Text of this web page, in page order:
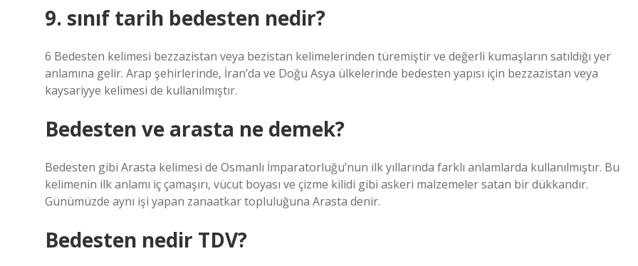
9. sınıf tarih bedesten nedir?
6 Bedesten kelimesi bezzazistan veya bezistan kelimelerinden türemiştir ve değerli kumaşların satıldığı yer
anlamına gelir. Arap şehirlerinde, İran’da ve Doğu Asya ülkelerinde bedesten yapısı için bezzazistan veya
kaysariyye kelimesi de kullanılmıştır.
Bedesten ve arasta ne demek?
Bedesten gibi Arasta kelimesi de Osmanlı İmparatorluğu’nun ilk yıllarında farklı anlamlarda kullanılmıştır. Bu
kelimenin ilk anlamı iç çamaşırı, vücut boyası ve çizme kilidi gibi askeri malzemeler satan bir dükkandır.
Günümüzde aynı işi yapan zanaatkar topluluğuna Arasta denir.
Bedesten nedir TDV?